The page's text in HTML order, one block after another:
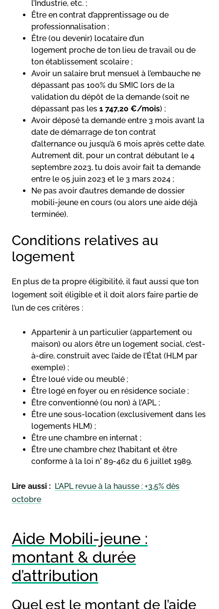
l’Industrie, etc. ;
Être en contrat d’apprentissage ou de
professionnalisation ;
Être (ou devenir) locataire d’un
logement proche de ton lieu de travail ou de
ton établissement scolaire ;
Avoir un salaire brut mensuel à l’embauche ne
dépassant pas 100% du SMIC lors de la
validation du dépôt de la demande (soit ne
dépassant pas les 1 747,20 €/mois) ;
Avoir déposé ta demande entre 3 mois avant la
date de démarrage de ton contrat
d’alternance ou jusqu’à 6 mois après cette date.
Autrement dit, pour un contrat débutant le 4
septembre 2023, tu dois avoir fait ta demande
entre le 05 juin 2023 et le 3 mars 2024 ;
Ne pas avoir d’autres demande de dossier
mobili-jeune en cours (ou alors une aide déjà
terminée).
Conditions relatives au
logement
En plus de ta propre éligibilité, il faut aussi que ton
logement soit éligible et il doit alors faire partie de
l’un de ces critères :
Appartenir à un particulier (appartement ou
maison) ou alors être un logement social, c’est-
à-dire, construit avec l’aide de l’État (HLM par
exemple) ;
Être loué vide ou meublé ;
Être logé en foyer ou en résidence sociale ;
Être conventionné (ou non) à l’APL ;
Être une sous-location (exclusivement dans les
logements HLM) ;
Être une chambre en internat ;
Être une chambre chez l’habitant et être
conforme à la loi n° 89-462 du 6 juillet 1989.
Lire aussi : L’APL revue à la hausse : +3,5% dès
octobre
Aide Mobili-jeune :
montant & durée
d’attribution
Quel est le montant de l’aide